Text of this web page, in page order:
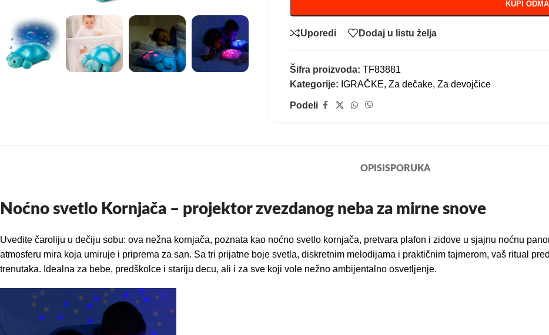
KUPI
Uporedi Dodaj u listu želja
Šifra proizvoda: TF83881
Kategorije: IGRAČKE, Za dečake, Za devojčice
Podeli
OPISISPORUKA
Noćno svetlo Kornjača – projektor zvezdanog neba za mirne snove
Uvedite čaroliju u dečiju sobu: ova nežna kornjača, poznata kao noćno svetlo kornjača, pretvara plafon i zidove u sjajnu noćnu
atmosferu mira koja umiruje i priprema za san. Sa tri prijatne boje svetla, diskretnim melodijama i praktičnim tajmerom, vaš ritual
trenutaka. Idealna za bebe, predškolce i stariju decu, ali i za sve koji vole nežno ambijentalno osvetljenje.